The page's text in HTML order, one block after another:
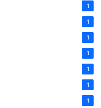
1
1
1
1
1
1
1